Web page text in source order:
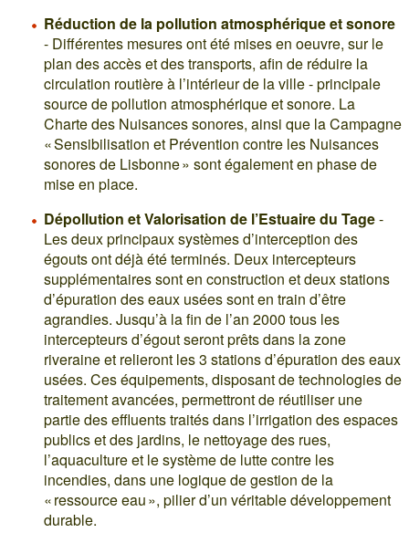
Réduction de la pollution atmosphérique et sonore
- Différentes mesures ont été mises en oeuvre, sur le
plan des accès et des transports, afin de réduire la
circulation routière à l’intérieur de la ville - principale
source de pollution atmosphérique et sonore. La
Charte des Nuisances sonores, ainsi que la Campagne
« Sensibilisation et Prévention contre les Nuisances
sonores de Lisbonne » sont également en phase de
mise en place.
Dépollution et Valorisation de l’Estuaire du Tage-
Les deux principaux systèmes d’interception des
égouts ont déjà été terminés. Deux intercepteurs
supplémentaires sont en construction et deux stations
d’épuration des eaux usées sont en train d’être
agrandies. Jusqu’à la fin de l’an 2000 tous les
intercepteurs d’égout seront prêts dans la zone
riveraine et relieront les 3 stations d’épuration des eaux
usées. Ces équipements, disposant de technologies de
traitement avancées, permettront de réutiliser une
partie des effluents traités dans l’irrigation des espaces
publics et des jardins, le nettoyage des rues,
l’aquaculture et le système de lutte contre les
incendies, dans une logique de gestion de la
« ressource eau », pilier d’un véritable développement
durable.